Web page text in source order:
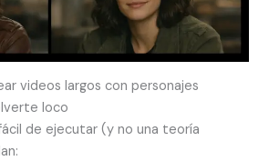
videos largos con personajes
loco
de ejecutar (y no una teoría